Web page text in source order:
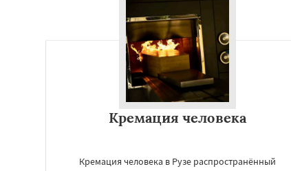
Кремация человека
Кремация человека в Рузе распространённый